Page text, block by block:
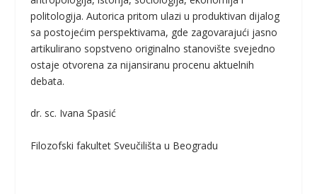
politologija. Autorica pritom ulazi u produktivan dijalog
sa postojećim perspektivama, gde zagovarajući jasno
artikulirano sopstveno originalno stanovište svejedno
ostaje otvorena za nijansiranu procenu aktuelnih
debata.
dr. sc. Ivana Spasić
Filozofski fakultet Sveučilišta u Beogradu